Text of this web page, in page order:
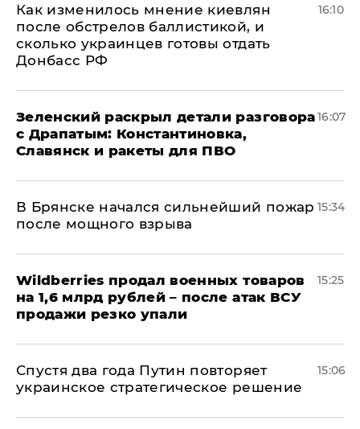
Как изменилось мнение киевлян
после обстрелов баллистикой, и
сколько украинцев готовы отдать
Донбасс РФ
16:10
​Зеленский раскрыл детали разговора
с Драпатым: Константиновка,
Славянск и ракеты для ПВО
16:07
В Брянске начался сильнейший пожар
после мощного взрыва
15:34
​Wildberries продал военных товаров
на 1,6 млрд рублей – после атак ВСУ
продажи резко упали
15:25
Спустя два года Путин повторяет
украинское стратегическое решение
15:06